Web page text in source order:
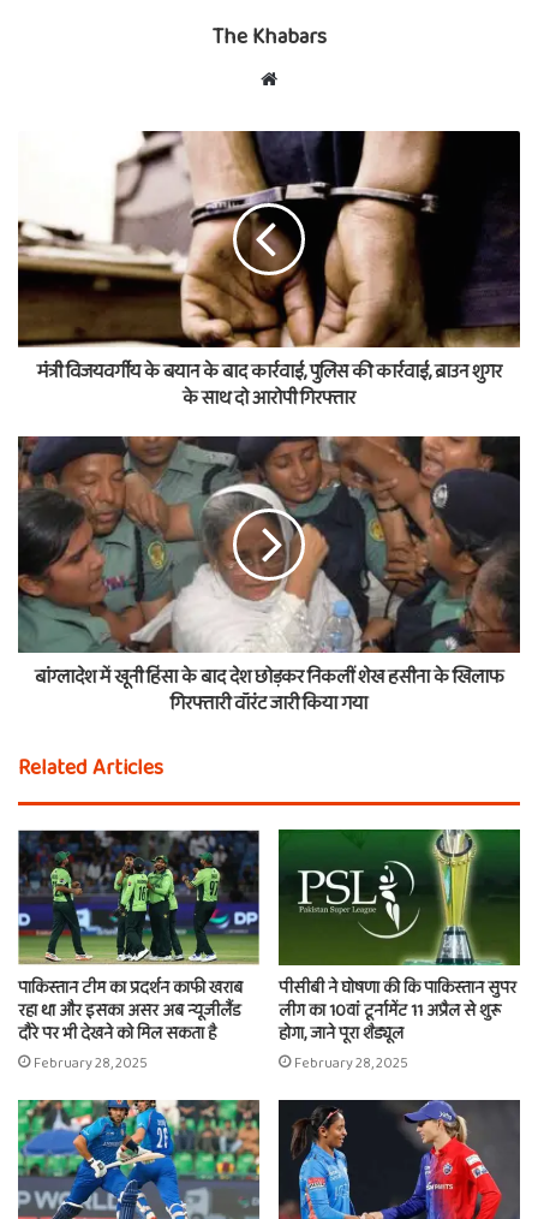
The Khabars
Website
मंत्री विजयवर्गीय के बयान के बाद कार्रवाई, पुलिस की कार्रवाई, ब्राउन शुगर
के साथ दो आरोपी गिरफ्तार
बांग्लादेश में खूनी हिंसा के बाद देश छोड़कर निकलीं शेख हसीना के खिलाफ
गिरफ्तारी वॉरंट जारी किया गया
Related Articles
पाकिस्तान टीम का प्रदर्शन काफी खराब
रहा था और इसका असर अब न्यूजीलैंड
दौरे पर भी देखने को मिल सकता है
February 28, 2025
पीसीबी ने घोषणा की कि पाकिस्तान सुपर
लीग का 10वां टूर्नामेंट 11 अप्रैल से शुरू
होगा, जाने पूरा शैड्यूल
February 28, 2025